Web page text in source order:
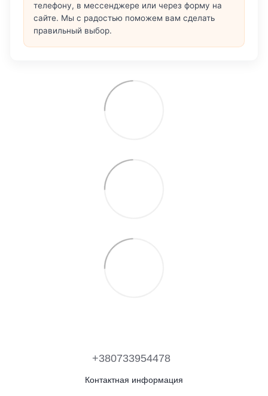
телефону, в мессенджере или через форму на
сайте. Мы с радостью поможем вам сделать
правильный выбор.
+380733954478
Контактная информация